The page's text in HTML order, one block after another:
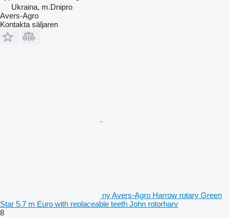
Ukraina, m.Dnipro
Avers-Agro
Kontakta säljaren
ny Avers-Agro Harrow rotary Green
Star 5.7 m Euro with replaceable teeth John rotorharv
8